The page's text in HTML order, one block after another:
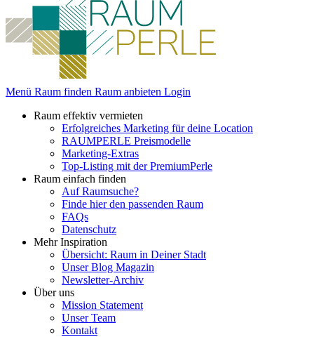
Menü Raum finden Raum anbieten Login
Raum effektiv vermieten
Erfolgreiches Marketing für deine Location
RAUMPERLE Preismodelle
Marketing-Extras
Top-Listing mit der PremiumPerle
Raum einfach finden
Auf Raumsuche?
Finde hier den passenden Raum
FAQs
Datenschutz
Mehr Inspiration
Übersicht: Raum in Deiner Stadt
Unser Blog Magazin
Newsletter-Archiv
Über uns
Mission Statement
Unser Team
Kontakt